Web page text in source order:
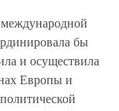
бы
и осуществила
Европы и